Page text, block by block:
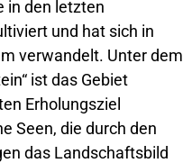
in den letzten
und hat sich in
verwandelt. Unter dem
ist das Gebiet
Erholungsziel
Seen, die durch den
das Landschaftsbild